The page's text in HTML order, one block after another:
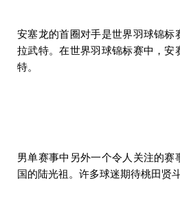
安塞龙的首圈对手是世界羽球锦标
拉武特。在世界羽球锦标赛中，安
特。
男单赛事中另外一个令人关注的赛
国的陆光祖。许多球迷期待桃田贤